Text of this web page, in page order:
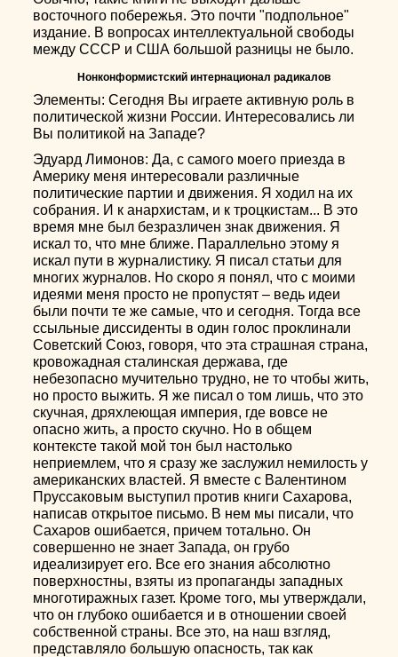
восточного побережья. Это почти "подпольное"
издание. В вопросах интеллектуальной свободы
между СССР и США большой разницы не было.
Нонконформистский интернационал радикалов
Элементы: Сегодня Вы играете активную роль в
политической жизни России. Интересовались ли
Вы политикой на Западе?
Эдуард Лимонов: Да, с самого моего приезда в
Америку меня интересовали различные
политические партии и движения. Я ходил на их
собрания. И к анархистам, и к троцкистам... В это
время мне был безразличен знак движения. Я
искал то, что мне ближе. Параллельно этому я
искал пути в журналистику. Я писал статьи для
многих журналов. Но скоро я понял, что с моими
идеями меня просто не пропустят – ведь идеи
были почти те же самые, что и сегодня. Тогда все
ссыльные диссиденты в один голос проклинали
Советский Союз, говоря, что эта страшная страна,
кровожадная сталинская держава, где
небезопасно мучительно трудно, не то чтобы жить,
но просто выжить. Я же писал о том лишь, что это
скучная, дряхлеющая империя, где вовсе не
опасно жить, а просто скучно. Но в общем
контексте такой мой тон был настолько
неприемлем, что я сразу же заслужил немилость у
американских властей. Я вместе с Валентином
Пруссаковым выступил против книги Сахарова,
написав открытое письмо. В нем мы писали, что
Сахаров ошибается, причем тотально. Он
совершенно не знает Запада, он грубо
идеализирует его. Все его знания абсолютно
поверхностны, взяты из пропаганды западных
многотиражных газет. Кроме того, мы утверждали,
что он глубоко ошибается и в отношении своей
собственной страны. Все это, на наш взгляд,
представляло большую опасность, так как